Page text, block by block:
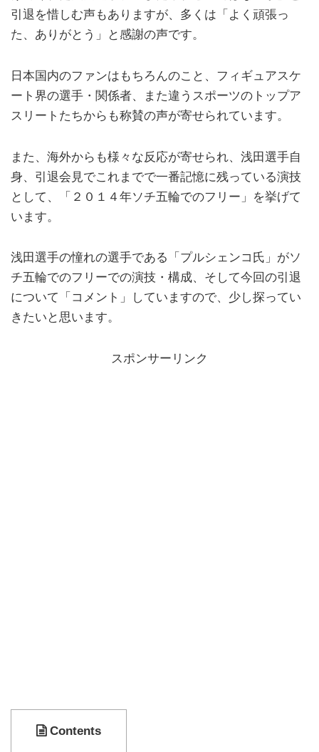
引退を惜しむ声もありますが、多くは「よく頑張っ
た、ありがとう」と感謝の声です。
日本国内のファンはもちろんのこと、フィギュアスケ
ート界の選手・関係者、また違うスポーツのトップア
スリートたちからも称賛の声が寄せられています。
また、海外からも様々な反応が寄せられ、浅田選手自
身、引退会見でこれまでで一番記憶に残っている演技
として、「２０１４年ソチ五輪でのフリー」を挙げて
います。
浅田選手の憧れの選手である「プルシェンコ氏」がソ
チ五輪でのフリーでの演技・構成、そして今回の引退
について「コメント」していますので、少し探ってい
きたいと思います。
スポンサーリンク
Contents